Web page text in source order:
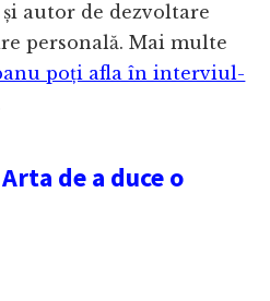
autor de dezvoltare
personală. Mai multe
poți afla în interviul-
de a duce o